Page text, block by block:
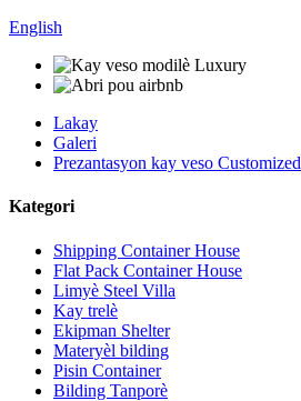
English
Lakay
Galeri
Prezantasyon kay veso Customized
Kategori
Shipping Container House
Flat Pack Container House
Limyè Steel Villa
Kay trelè
Ekipman Shelter
Materyèl bilding
Pisin Container
Bilding Tanporè